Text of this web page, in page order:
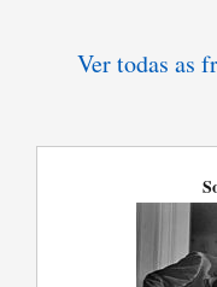
Ver todas as